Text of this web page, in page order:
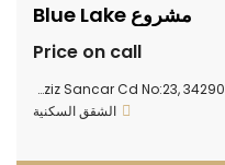
مشروع Blue Lake
Price on call
Fatih Mahallesi, Professor Doctor Aziz
الشقق السكنية